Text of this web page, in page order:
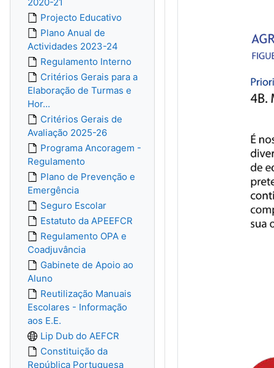
Projecto Educativo
Plano Anual de
Actividades 2023-24
Regulamento Interno
Critérios Gerais para a
Elaboração de Turmas e
Hor...
Critérios Gerais de
Avaliação 2025-26
Programa Ancoragem -
Regulamento
Plano de Prevenção e
Emergência
Seguro Escolar
Estatuto da APEEFCR
Regulamento OPA e
Coadjuvância
Gabinete de Apoio ao
Aluno
Reutilização Manuais
Escolares - Informação
aos E.E.
Lip Dub do AEFCR
Constituição da
República Portuguesa